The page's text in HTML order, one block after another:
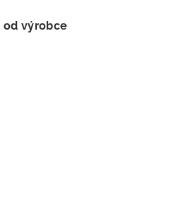
od výrobce